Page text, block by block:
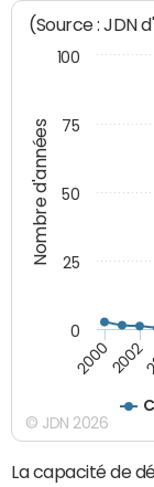
Nombre d'années
(Source : JDN
20002002
0
25
50
75
100
© JDN 2026
La capacité de